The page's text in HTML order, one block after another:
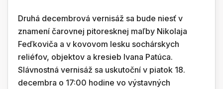
Druhá decembrová vernisáž sa bude niesť v
znamení čarovnej pitoresknej maľby Nikolaja
Feďkoviča a v kovovom lesku sochárskych
reliéfov, objektov a kresieb Ivana Patúca.
Slávnostná vernisáž sa uskutoční v piatok 18.
decembra o 17:00 hodine vo výstavných